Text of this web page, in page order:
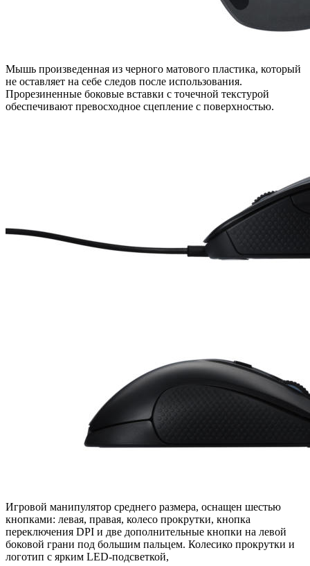
Мышь произведенная из черного матового пластика, который
не оставляет на себе следов после использования.
Прорезиненные боковые вставки с точечной текстурой
обеспечивают превосходное сцепление с поверхностью.
Игровой манипулятор среднего размера, оснащен шестью
кнопками: левая, правая, колесо прокрутки, кнопка
переключения DPI и две дополнительные кнопки на левой
боковой грани под большим пальцем. Колесико прокрутки и
логотип с ярким LED-подсветкой,